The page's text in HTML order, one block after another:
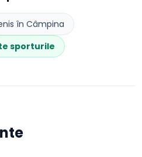
în Câmpina
sporturile